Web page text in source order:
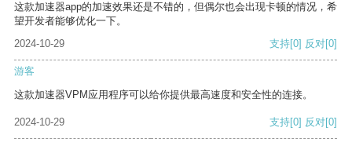
这款加速器app的加速效果还是不错的，但偶尔也会出现卡顿的情况，希
望开发者能够优化一下。
2024-10-29
支持[0] 反对[0]
游客
这款加速器VPM应用程序可以给你提供最高速度和安全性的连接。
2024-10-29 支持[0] 反对[0]